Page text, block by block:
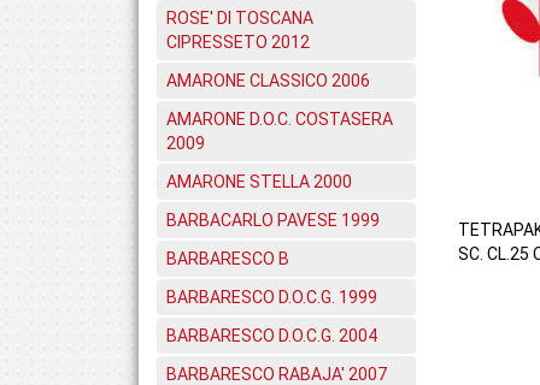
ROSE' DI TOSCANA
CIPRESSETO 2012
AMARONE CLASSICO 2006
AMARONE D.O.C. COSTASERA
2009
AMARONE STELLA 2000
BARBACARLO PAVESE 1999
BARBARESCO B
BARBARESCO D.O.C.G. 1999
BARBARESCO D.O.C.G. 2004
BARBARESCO RABAJA' 2007
SC. CL.25